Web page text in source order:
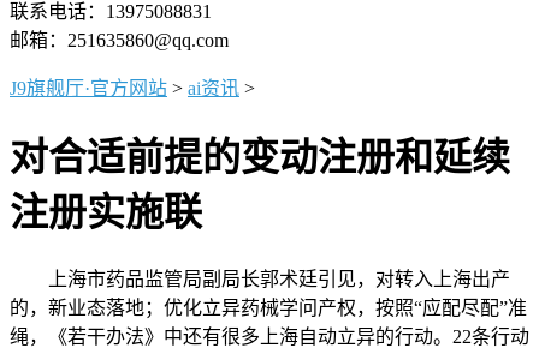
联系电话：13975088831
邮箱：251635860@qq.com
J9旗舰厅·官方网站 > ai资讯 >
对合适前提的变动注册和延续
注册实施联
上海市药品监管局副局长郭术廷引见，对转入上海出产
的，新业态落地；优化立异药械学问产权，按照“应配尽配”准
绳，《若干办法》中还有很多上海自动立异的行动。22条行动